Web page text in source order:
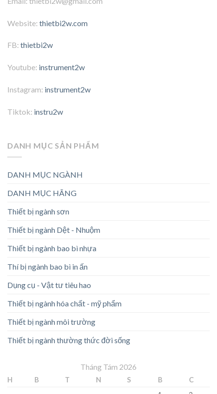
Website: thietbi2w.com
FB: thietbi2w
Youtube: instrument2w
Instagram: instrument2w
Tiktok: instru2w
DANH MỤC SẢN PHẨM
DANH MỤC NGÀNH
DANH MỤC HÃNG
Thiết bị ngành sơn
Thiết bị ngành Dệt - Nhuộm
Thiết bị ngành bao bì nhựa
Thí bị ngành bao bì in ấn
Dụng cụ - Vật tư tiêu hao
Thiết bị ngành hóa chất - mỹ phẩm
Thiết bị ngành môi trường
Thiết bị ngành thường thức đời sống
Tháng Tám 2026
H B T N S B
C